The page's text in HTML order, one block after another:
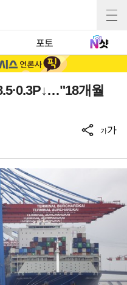
포토
개월
가가